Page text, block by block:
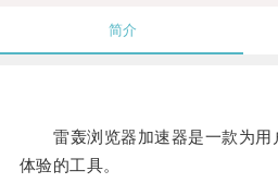
简介
雷轰浏览器加速器是一款为用
体验的工具。